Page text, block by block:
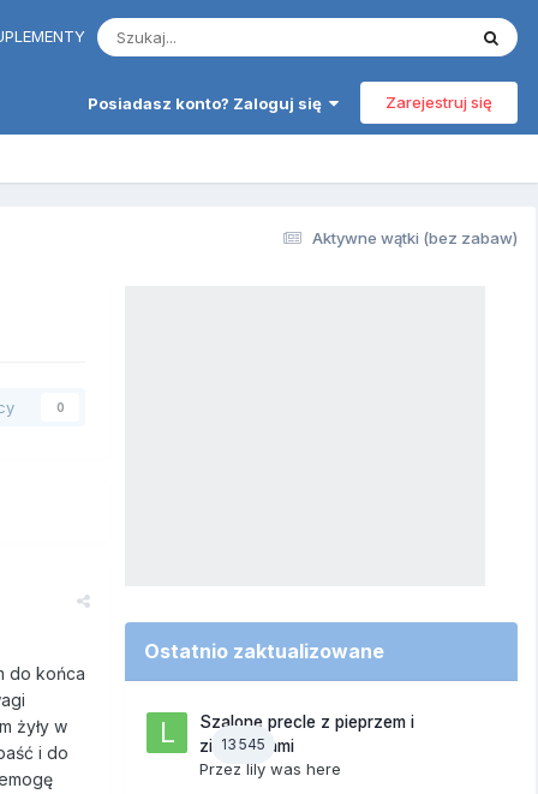
Posiadasz konto? Zaloguj się Zarejestruj się
Aktywne wątki (bez zabaw)
0
do końca
żyły w
i do
Ostatnio zaktualizowane
13 545
Szalone precle z pieprzem i
ziemniakami
Przez lily was here